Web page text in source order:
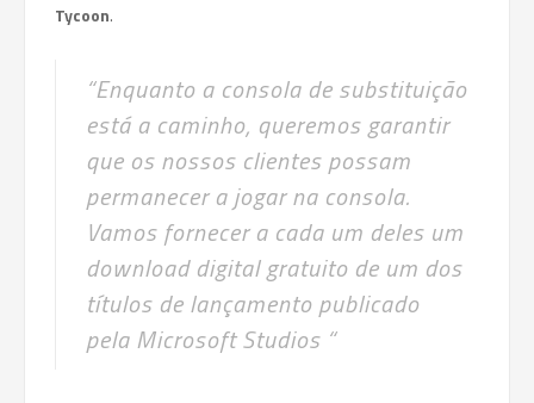
Tycoon.
“Enquanto a consola de substituição
está a caminho, queremos garantir
que os nossos clientes possam
permanecer a jogar na consola.
Vamos fornecer a cada um deles um
download digital gratuito de um dos
títulos de lançamento publicado
pela Microsoft Studios “